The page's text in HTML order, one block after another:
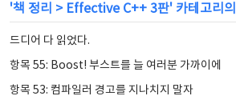
'책 정리 > Effective C++ 3판' 카테고리
드디어 다 읽었다.
항목 55: Boost! 부스트를 늘 여러분 가까이에
항목 53: 컴파일러 경고를 지나치지 말자